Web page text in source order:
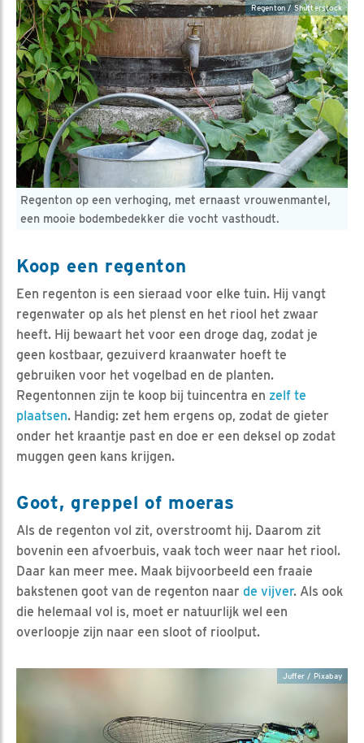
Regenton op een verhoging, met ernaast vrouwenmantel,
een mooie bodembedekker die vocht vasthoudt.
Regenton / Shutterstock
Koop een regenton
Een regenton is een sieraad voor elke tuin. Hij vangt
regenwater op als het plenst en het riool het zwaar
heeft. Hij bewaart het voor een droge dag, zodat je
geen kostbaar, gezuiverd kraanwater hoeft te
gebruiken voor het vogelbad en de planten.
Regentonnen zijn te koop bij tuincentra en zelf te
plaatsen. Handig: zet hem ergens op, zodat de gieter
onder het kraantje past en doe er een deksel op zodat
muggen geen kans krijgen.
Goot, greppel of moeras
Als de regenton vol zit, overstroomt hij. Daarom zit
bovenin een afvoerbuis, vaak toch weer naar het riool.
Daar kan meer mee. Maak bijvoorbeeld een fraaie
bakstenen goot van de regenton naar de vijver. Als ook
die helemaal vol is, moet er natuurlijk wel een
overloopje zijn naar een sloot of rioolput.
Juffer / Pixabay